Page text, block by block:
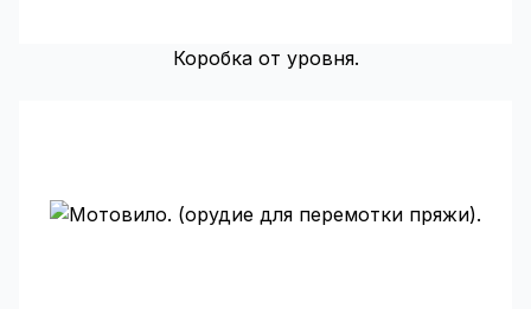
Коробка от уровня.